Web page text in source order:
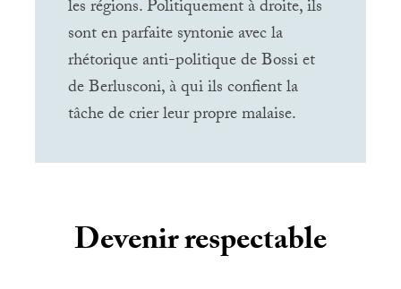
les régions. Politiquement à droite, ils
sont en parfaite syntonie avec la
rhétorique anti-politique de Bossi et
de Berlusconi, à qui ils confient la
tâche de crier leur propre malaise.
Devenir respectable